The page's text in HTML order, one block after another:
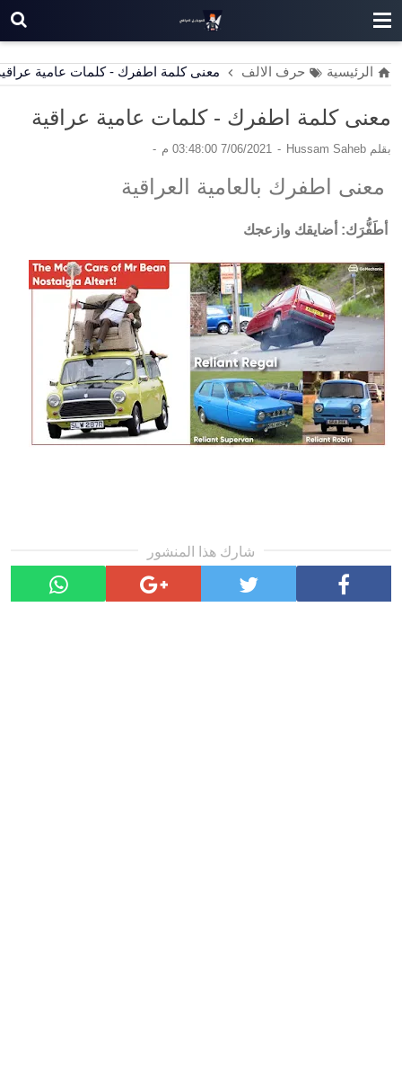
الرئيسية حرف الالف معنى كلمة اطفرك - كلمات عامية
معنى كلمة اطفرك - كلمات عامية عراقية
بقلم Hussam Saheb 7/06/2021 03:48:00 م
معنى اطفرك بالعامية العراقية
أطَفُّرَك: أضايقك وازعجك
شارك هذا المنشور